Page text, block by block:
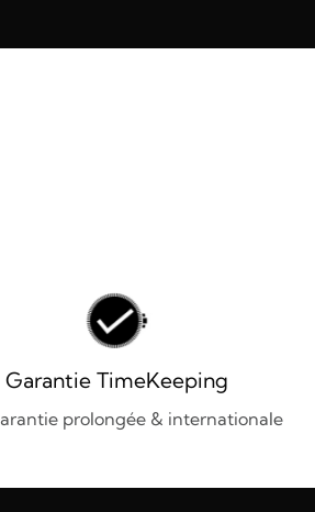
Garantie TimeKeeping
prolongée & internationale